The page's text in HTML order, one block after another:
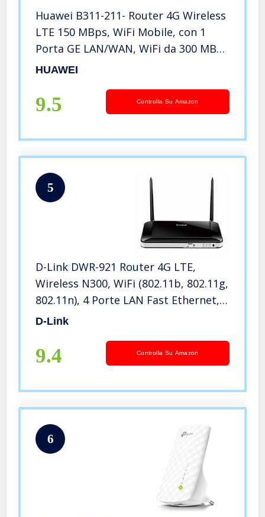
Huawei B311-211- Router 4G Wireless
LTE 150 MBps, WiFi Mobile, con 1
Porta GE LAN/WAN, WiFi da 300 MBps
di Velocità, Bianco
HUAWEI
9.5 Controlla Su Amazon
5
D-Link DWR-921 Router 4G LTE,
Wireless N300, WiFi (802.11b, 802.11g,
802.11n), 4 Porte LAN Fast Ethernet,
SIM Card Slot Integrato, 2 Antenne
D-Link
9.4 Controlla Su Amazon
6